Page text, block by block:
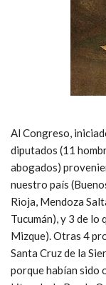
Al Congreso,
diputados (11
abogados)
nuestro país
Rioja, Mendoza
Tucumán), y 3 de lo
Mizque). Otras 4
Santa Cruz de la
porque habían sido